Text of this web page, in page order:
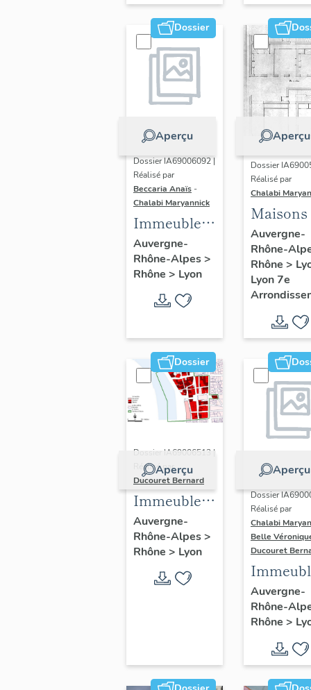
Dossier
Aperçu
Dossier IA69006092 |
Réalisé par
Beccaria Anaïs -
Chalabi Maryannick
Immeubles
des Années
Trente de la
rive gauche
Auvergne-
Rhône-Alpes>
Rhône > Lyon
Aperçu
Dossier
Réalisé par
Chalabi
Maisons
Auvergne-
Rhône-
Rhône >
Lyon 7e
Dossier
Aperçu
Dossier IA69006513 |
Réalisé par
Ducouret Bernard
Immeubles
du quartier
Saint-Nizier
Auvergne-
Rhône-Alpes>
Rhône > Lyon
Aperçu
Dossier
Réalisé par
Chalabi
Belle
Ducouret
Auvergne-
Rhône-
Rhône >